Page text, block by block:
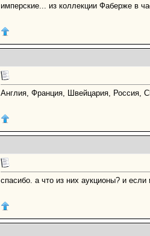
имперские... из коллекции Фаберже в
Англия, Франция, Швейцария, Россия,
спасибо. а что из них аукционы? и